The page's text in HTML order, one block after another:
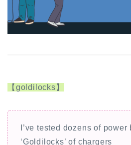
【goldilocks】
I’ve tested dozens of
‘Goldilocks’ of chargers